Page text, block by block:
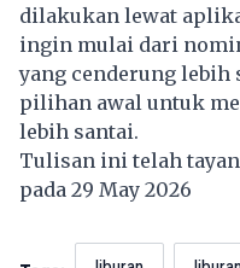
dilakukan lewat
ingin mulai dari
yang cenderung lebih
pilihan awal untuk
lebih santai.
Tulisan ini telah
pada 29 May 2026